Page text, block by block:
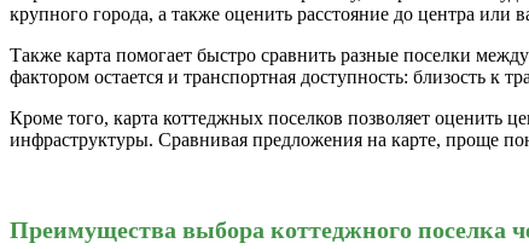
крупного города, а также оценить расстояние до центра или
Также карта помогает быстро сравнить разные поселки
фактором остается и транспортная доступность: близость
Кроме того, карта коттеджных поселков позволяет оценить
инфраструктуры. Сравнивая предложения на карте, проще
Преимущества выбора коттеджного поселка